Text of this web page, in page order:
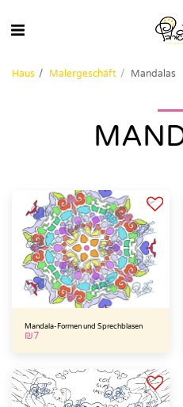
Haus Malergeschäft Mandalas
Mandala-Formen und Sprechblasen
₪7